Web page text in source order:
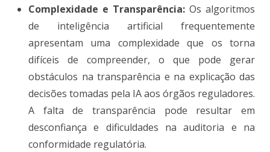
Complexidade e Transparência: Os algoritmos
de inteligência artificial frequentemente
apresentam uma complexidade que os torna
difíceis de compreender, o que pode gerar
obstáculos na transparência e na explicação das
decisões tomadas pela IA aos órgãos reguladores.
A falta de transparência pode resultar em
desconfiança e dificuldades na auditoria e na
conformidade regulatória.